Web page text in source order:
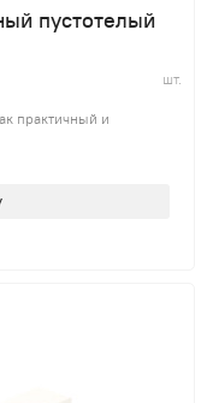
пустотелый
шт.
практичный и